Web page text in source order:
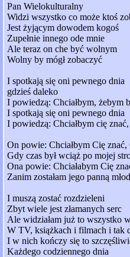
Pan Wielokulturalny
Widzi wszystko co może ktoś
Jest żyjącym dowodem kogoś
Zupełnie innego ode mnie
Ale teraz on che być wolnym
Wolny by mógł zobaczyć
I spotkają się oni pewnego dnia
gdzieś daleko
I powiedzą: Chciałbym, żebym
I spotkają się oni pewnego dnia
I powiedzą: Chciałbym cię
On powie: Chciałbym Cię znać,
Gdy czas był wciąż po mojej
Ona powie: Chciałabym Cię
Zanim zostałam jego panną
I muszą zostać rozdzieleni
Zbyt wiele jest złamanych serc
Ale widziałam już to wszystko
W TV, książkach i filmach i tak
I w nich kończy się to
Każdego codziennego dnia